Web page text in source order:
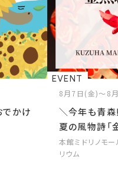
でかけ
EVENT
8月7日(金)～8
＼今年も青
夏の風物詩「
場／
本館ミドリノモ
リウム